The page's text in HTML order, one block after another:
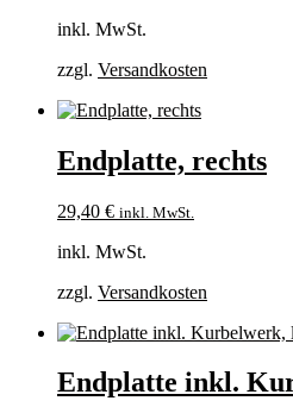
inkl. MwSt.
zzgl. Versandkosten
Endplatte, rechts
29,40 € inkl. MwSt.
inkl. MwSt.
zzgl. Versandkosten
Endplatte inkl.